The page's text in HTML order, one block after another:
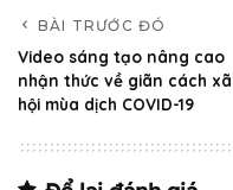
BÀI TRƯỚC ĐÓ
Video sáng tạo nâng cao
nhận thức về giãn cách xã
hội mùa dịch COVID-19